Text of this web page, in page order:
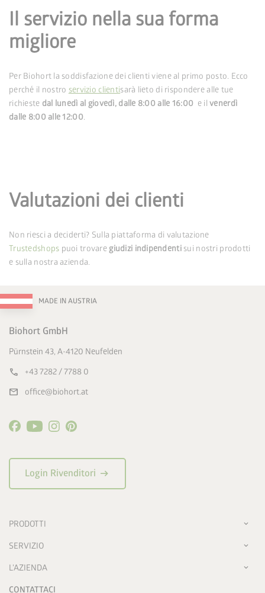
Il servizio nella sua forma
migliore
Per Biohort la soddisfazione dei clienti viene al primo posto. Ecco
perché il nostro servizio clientisarà lieto di rispondere alle tue
richieste dal lunedì al giovedì, dalle 8:00 alle 16:00 e il venerdì
dalle 8:00 alle 12:00.
Valutazioni dei clienti
Non riesci a deciderti? Sulla piattaforma di valutazione
Trustedshops puoi trovare giudizi indipendenti sui nostri prodotti
e sulla nostra azienda.
MADE IN AUSTRIA
Biohort GmbH
Pürnstein 43, A-4120 Neufelden
call +43 7282 / 7788 0
mail office@biohort.at
Login Rivenditori arrow_right_alt
PRODOTTI
SERVIZIO
L'AZIENDA
CONTATTACI